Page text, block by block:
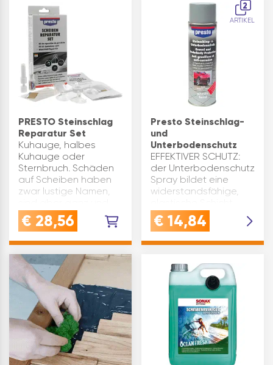
KatalysatorenEINFÜLLSTUTZEN
ADBLUE: Adblue mit
Ausgießer, p…
PRESTO Steinschlag
Reparatur Set
Kuhauge, halbes
Kuhauge oder
Sternbruch. Schäden
auf Scheiben haben
zwar lustige Namen,
gar nicht lustig: Der
TÜV mag sie gar nicht
Scheibentausch ohne
Teil-od…
€ 28,56
2
ARTIKEL
Presto Steinschlag-
und
Unterbodenschutz
EFFEKTIVER SCHUTZ:
der Unterbodenschutz
Spray bildet eine
widerstandsfähige,
schützt die Unterseite
des Autos und
Steinschlag und
KorrosionVIELSEITIG:
ideal …
€ 14,84